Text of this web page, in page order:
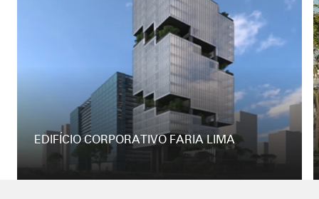
EDIFÍCIO CORPORATIVO FARIA LIMA